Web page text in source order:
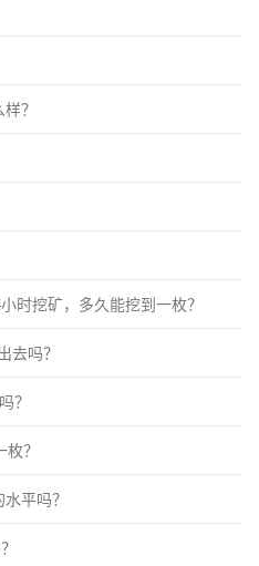
？
时挖矿，多久能挖到一枚？
去吗？
？
？
平吗？